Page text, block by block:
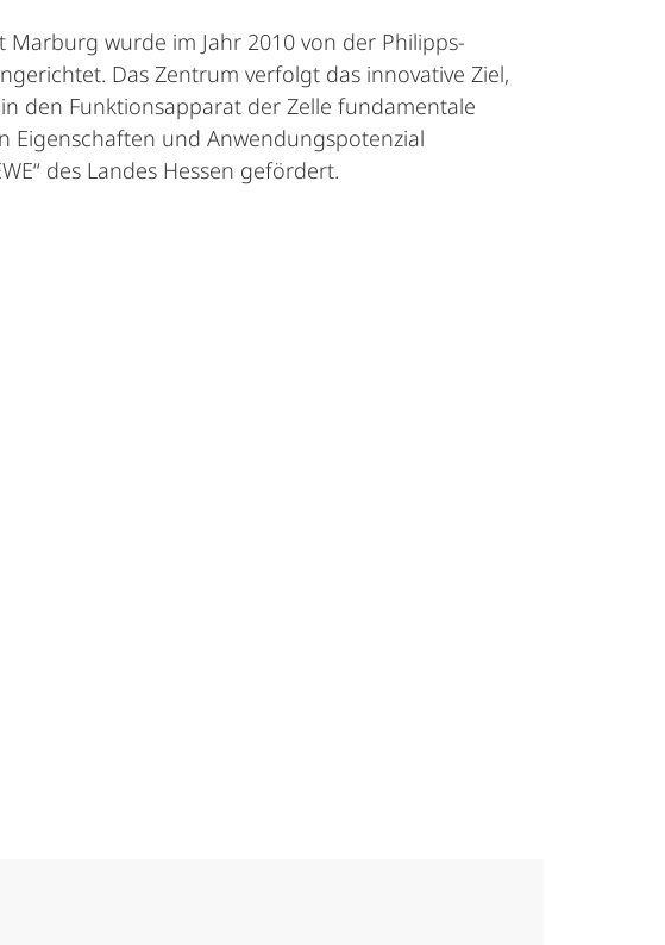
wurde im Jahr 2010 von der Philipps-
Das Zentrum verfolgt das innovative Ziel,
den Funktionsapparat der Zelle fundamentale
und Anwendungspotenzial
des Landes Hessen gefördert.